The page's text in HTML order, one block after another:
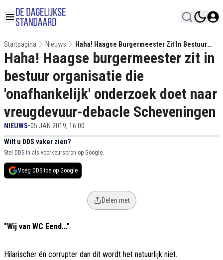
Startpagina Nieuws
Haha! Haagse Burgermeester Zit In Bestuur
Organisatie Die 'onafhankelijk' Onderzoek
Doet Naar Vreugdevuur-Debacle
Scheveningen
Haha! Haagse burgermeester zit in
bestuur organisatie die
'onafhankelijk' onderzoek doet naar
vreugdevuur-debacle Scheveningen
NIEUWS•05 JAN 2019, 16:00
Wilt u DDS vaker zien?
Stel DDS in als voorkeursbron op Google.
Voeg DDS toe op Google
Delen met
"Wij van WC Eend..."
Hilarischer én corrupter dan dit wordt het natuurlijk niet.